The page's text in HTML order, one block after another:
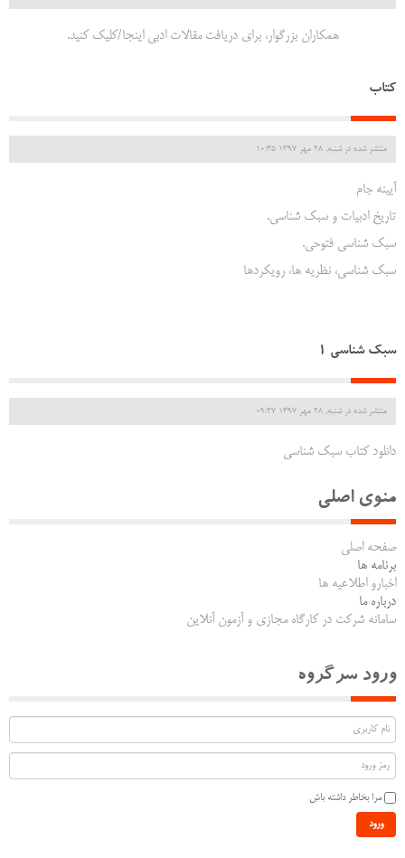
همکاران بزرگوار، برای دریافت مقالات ادبی اینجا/کلیک کنید.
کتاب
منتشر شده در شنبه, 28 مهر 1397 10:35
آیینه جام
تاریخ ادبیات و سبک شناسی.
سبک شناسی فتوحی.
سبک شناسی، نظریه ها، رویکردها
سبک شناسی 1
منتشر شده در شنبه, 28 مهر 1397 09:27
دانلود کتاب سبک شناسی
منوی اصلی
صفحه اصلی
برنامه ها
اخبارو اطلاعیه ها
درباره ما
سامانه شرکت در کارگاه مجازی و آزمون آنلاین
ورود سرگروه
مرا بخاطر داشته باش
ورود